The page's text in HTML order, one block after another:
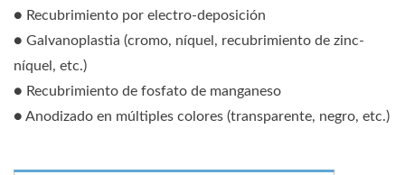
● Recubrimiento por electro-deposición
● Galvanoplastia (cromo, níquel, recubrimiento de zinc-
níquel, etc.)
● Recubrimiento de fosfato de manganeso
● Anodizado en múltiples colores (transparente, negro, etc.)